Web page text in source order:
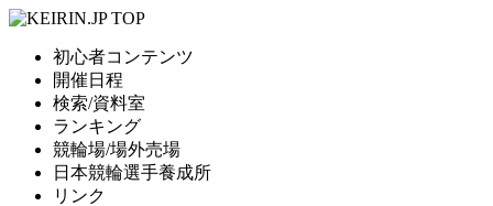
初心者コンテンツ
開催日程
検索/資料室
ランキング
競輪場/場外売場
日本競輪選手養成所
リンク